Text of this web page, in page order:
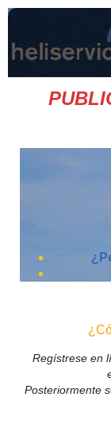
Regístrese en
Posteriormente